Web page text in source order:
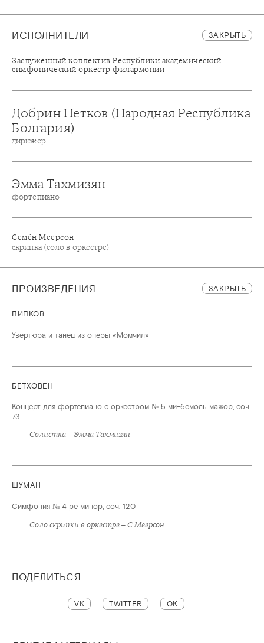
ИСПОЛНИТЕЛИ ЗАКРЫТЬ
Заслуженный коллектив Республики академический
симфонический оркестр филармонии
Добрин Петков (Народная Республика
Болгария)
дирижер
Эмма Тахмизян
фортепиано
Семён Меерсон
скрипка (соло в оркестре)
ПРОИЗВЕДЕНИЯ ЗАКРЫТЬ
ПИПКОВ
Увертюра и танец из оперы «Момчил»
БЕТХОВЕН
Концерт для фортепиано с оркестром № 5 ми-бемоль мажор, соч.
73
Солистка – Эмма Тахмизян
ШУМАН
Симфония № 4 ре минор, соч. 120
Соло скрипки в оркестре – С Меерсон
ПОДЕЛИТЬСЯ
VK TWITTER OK